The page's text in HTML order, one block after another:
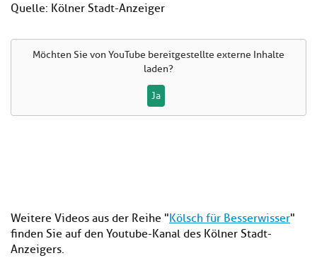
Quelle: Kölner Stadt-Anzeiger
Möchten Sie vonYouTube bereitgestellte externe Inhalte
laden?
Ja
Weitere Videos aus der Reihe "Kölsch für Besserwisser"
finden Sie auf den Youtube-Kanal des Kölner Stadt-
Anzeigers.